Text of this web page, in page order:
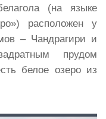
(на языке
расположен у
– Чандрагири и
прудом
белое озеро из